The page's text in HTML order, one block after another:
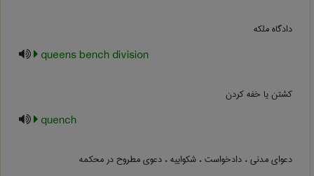
دادگاه ملکه
queens bench division
کشتن یا خفه کردن
quench
دعوای مدنی ، دادخواست ، شکواییه ، دعوی مطروح در محکمه